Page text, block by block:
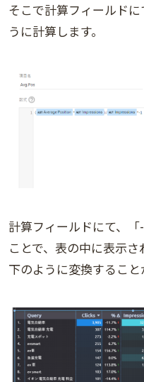
そこで計算フィールド
うに計算します。
計算フィールドにて、
ことで、表の中に表示
下のように変換すること